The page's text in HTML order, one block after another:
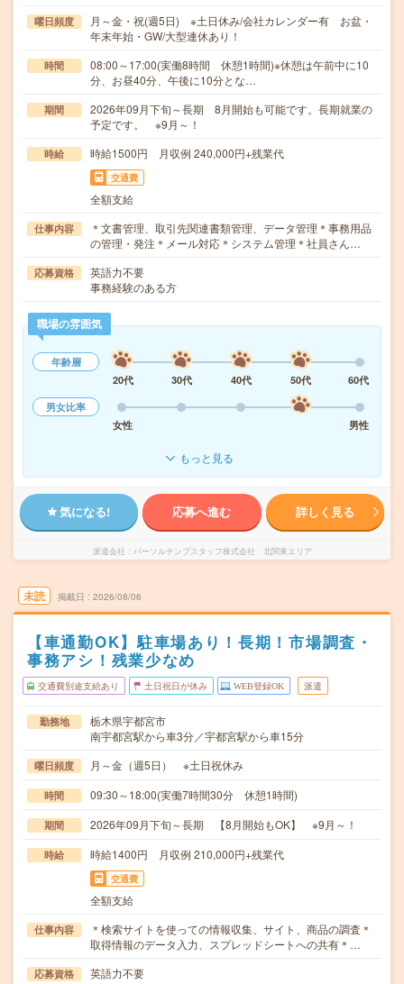
曜日頻度
月～金・祝(週5日) ※土日休み/会社カレンダー有 お盆・
年末年始・GW/大型連休あり！
時間
08:00～17:00(実働8時間 休憩1時間)※休憩は午前中に10
分、お昼40分、午後に10分とな…
期間
2026年09月下旬～長期 8月開始も可能です。長期就業の
予定です。 ※9月～！
時給 時給1500円 月収例 240,000円+残業代
交通費
全額支給
仕事内容
＊文書管理、取引先関連書類管理、データ管理＊事務用品
の管理・発注＊メール対応＊システム管理＊社員さん…
応募資格
英語力不要
事務経験のある方
職場の雰囲気
年齢層
20代
30代 40代 50代
60代
男女比率
女性
男性
もっと見る
気になる! 応募へ進む 詳しく見る
派遣会社 パーソルテンプスタッフ株式会社 北関東エリア
未読 掲載日 2026/08/06
【車通勤OK】駐車場あり！長期！市場調査・
事務アシ！残業少なめ
交通費別途支給あり 土日祝日が休み WEB登録OK 派遣
勤務地
栃木県宇都宮市
南宇都宮駅から車3分／宇都宮駅から車15分
曜日頻度 月～金（週5日） ※土日祝休み
時間 09:30～18:00(実働7時間30分 休憩1時間)
期間 2026年09月下旬～長期 【8月開始もOK】 ※9月～！
時給 時給1400円 月収例 210,000円+残業代
交通費
全額支給
仕事内容
＊検索サイトを使っての情報収集、サイト、商品の調査＊
取得情報のデータ入力、スプレッドシートへの共有＊…
応募資格
英語力不要